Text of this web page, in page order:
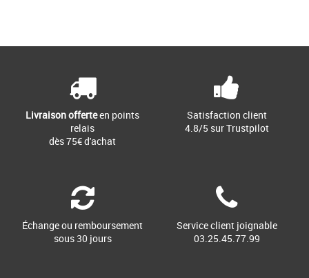
Livraison offerteen points
relais
dès 75€ d'achat
Satisfaction client
4.8/5 sur Trustpilot
Échange ou remboursement
sous 30 jours
Service client joignable
03.25.45.77.99